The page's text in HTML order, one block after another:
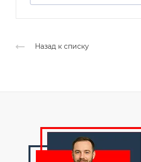
Назад к списку